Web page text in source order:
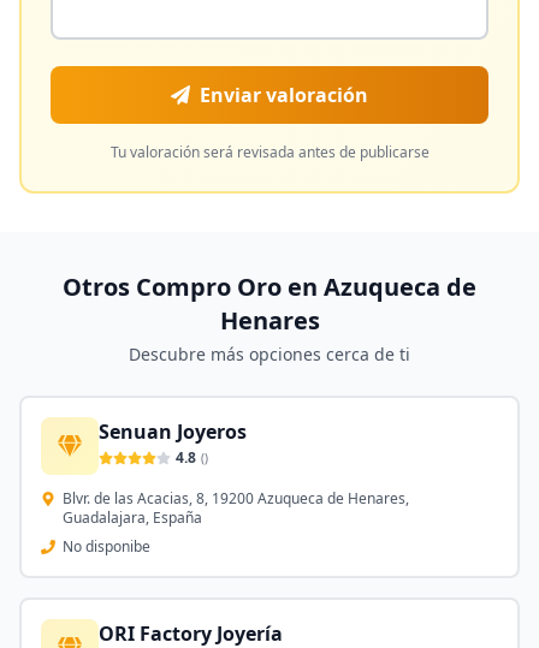
Enviar valoración
Tu valoración será revisada antes de publicarse
Otros Compro Oro en Azuqueca de
Henares
Descubre más opciones cerca de ti
Senuan Joyeros
4.8 ()
Blvr. de las Acacias, 8, 19200 Azuqueca de Henares,
Guadalajara, España
No disponibe
ORI Factory Joyería